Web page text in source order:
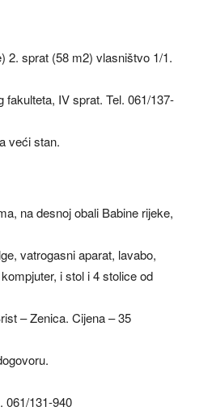
2. sprat (58 m2) vlasništvo 1/1.
IV sprat. Tel. 061/137-
veći stan.
na desnoj obali Babine rijeke,
vatrogasni aparat, lavabo,
i stol i 4 stolice od
– Zenica. Cijena – 35
061/131-940